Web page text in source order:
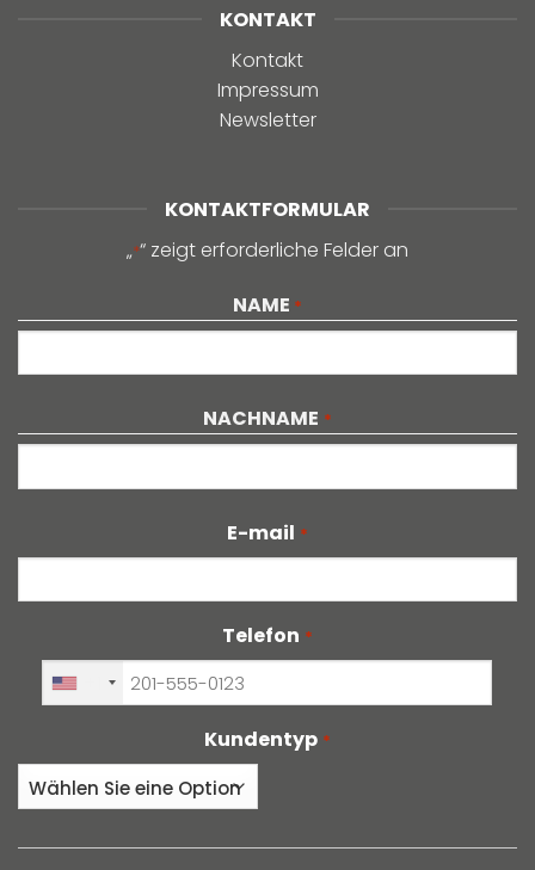
KONTAKT
Kontakt
Impressum
Newsletter
KONTAKTFORMULAR
„*“ zeigt erforderliche Felder an
NAME *
NACHNAME *
E-mail *
Telefon *
Kundentyp *